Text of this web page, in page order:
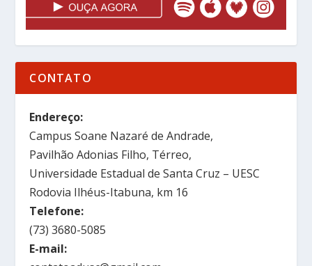
CONTATO
Endereço:
Campus Soane Nazaré de Andrade,
Pavilhão Adonias Filho, Térreo,
Universidade Estadual de Santa Cruz – UESC
Rodovia Ilhéus-Itabuna, km 16
Telefone:
(73) 3680-5085
E-mail: